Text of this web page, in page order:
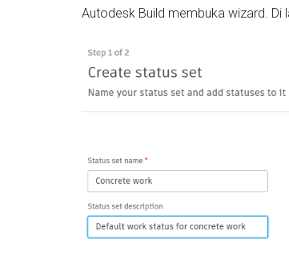
Autodesk Build membuka wizard. Di